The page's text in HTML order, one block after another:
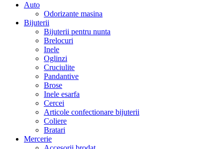
Auto
Odorizante masina
Bijuterii
Bijuterii pentru nunta
Brelocuri
Inele
Oglinzi
Cruciulite
Pandantive
Brose
Inele esarfa
Cercei
Articole confectionare bijuterii
Coliere
Bratari
Mercerie